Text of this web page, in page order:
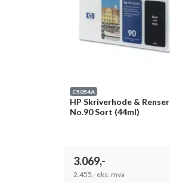
C5054A
HP Skriverhode & Renser
No.90 Sort (44ml)
3.069,-
2.455,- eks. mva